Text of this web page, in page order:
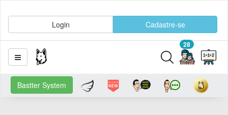
Login Cadastre-se
28
Bastter System